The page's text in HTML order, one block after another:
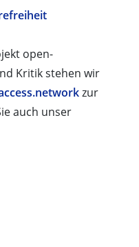
open-
Kritik stehen wir
zur
auch unser